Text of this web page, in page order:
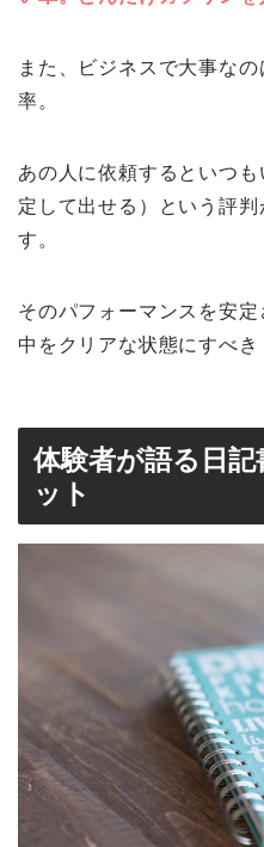
また、ビジネスで大事な
率。
あの人に依頼するといつ
定して出せる）という評
す。
そのパフォーマンスを安
中をクリアな状態にすべき
体験者が語る日記
ット